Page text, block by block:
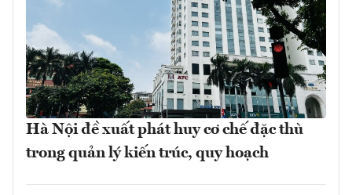
Hà Nội đề xuất phát huy cơ chế đặc thù
trong quản lý kiến trúc, quy hoạch